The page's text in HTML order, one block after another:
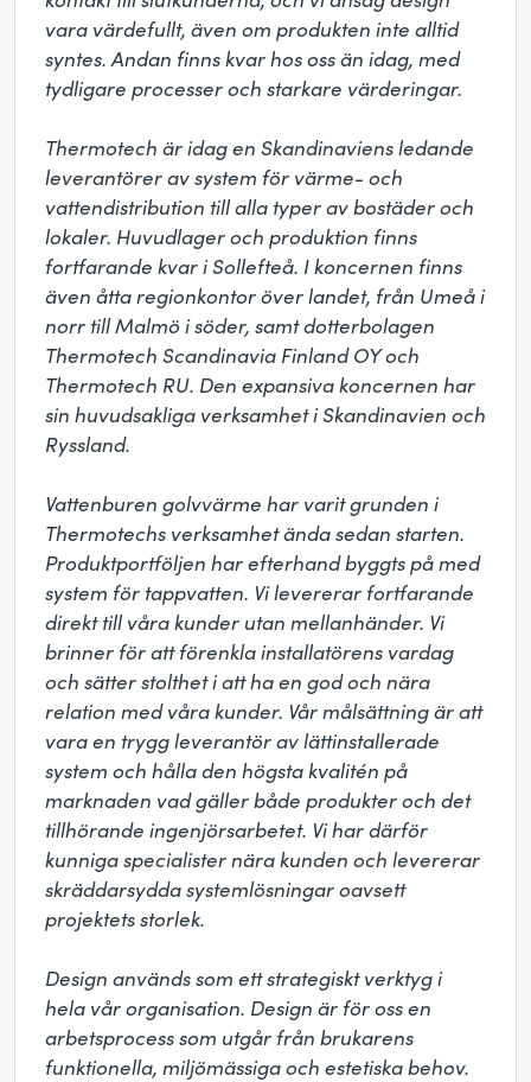
vara värdefullt, även om produkten inte alltid
syntes. Andan finns kvar hos oss än idag, med
tydligare processer och starkare värderingar.
Thermotech är idag en Skandinaviens ledande
leverantörer av system för värme- och
vattendistribution till alla typer av bostäder och
lokaler. Huvudlager och produktion finns
fortfarande kvar i Sollefteå. I koncernen finns
även åtta regionkontor över landet, från Umeå i
norr till Malmö i söder, samt dotterbolagen
Thermotech Scandinavia Finland OY och
Thermotech RU. Den expansiva koncernen har
sin huvudsakliga verksamhet i Skandinavien och
Ryssland.
Vattenburen golvvärme har varit grunden i
Thermotechs verksamhet ända sedan starten.
Produktportföljen har efterhand byggts på med
system för tappvatten. Vi levererar fortfarande
direkt till våra kunder utan mellanhänder. Vi
brinner för att förenkla installatörens vardag
och sätter stolthet i att ha en god och nära
relation med våra kunder. Vår målsättning är att
vara en trygg leverantör av lättinstallerade
system och hålla den högsta kvalitén på
marknaden vad gäller både produkter och det
tillhörande ingenjörsarbetet. Vi har därför
kunniga specialister nära kunden och levererar
skräddarsydda systemlösningar oavsett
projektets storlek.
Design används som ett strategiskt verktyg i
hela vår organisation. Design är för oss en
arbetsprocess som utgår från brukarens
funktionella, miljömässiga och estetiska behov.